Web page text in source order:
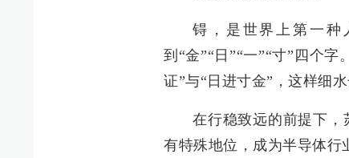
锝，是世界上第一种
到“金”“日”“一”“寸”四个
证”与“日进寸金”，这样细
在行稳致远的前提下，
有特殊地位，成为半导体行